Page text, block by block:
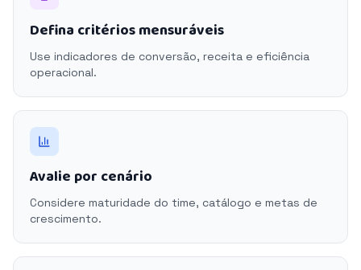
Defina critérios mensuráveis
Use indicadores de conversão, receita e eficiência
operacional.
Avalie por cenário
Considere maturidade do time, catálogo e metas de
crescimento.